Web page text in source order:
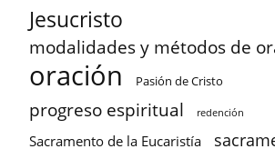
Jesucristo
modalidades y métodos de
oración Pasión de Cristo
progreso espiritual redención
Sacramento de la Eucaristía